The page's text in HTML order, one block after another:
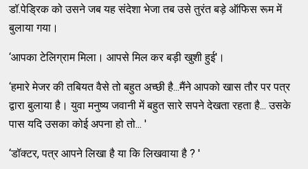
डॉ.पेड्रिक को उसने जब यह संदेशा भेजा तब उसे तुरंत बड़े ऑफिस रूम में
बुलाया गया।
‘आपका टेलिग्राम मिला। आपसे मिल कर बड़ी खुशी हुई'।
‘हमारे मेजर की तबियत वैसे तो बहुत अच्छी है...मैंने आपको खास तौर पर पत्र
द्वारा बुलाया है। युवा मनुष्य जवानी में बहुत सारे सपने देखता रहता है... उसके
पास यदि उसका कोई अपना हो तो... '
‘डॉक्टर, पत्र आपने लिखा है या कि लिखवाया है ? '